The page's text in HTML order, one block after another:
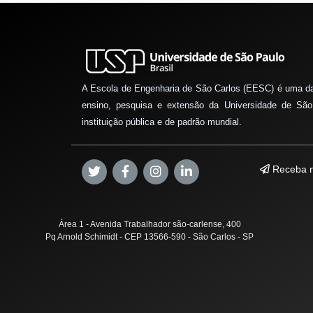
A Escola de Engenharia de São Carlos (EESC) é uma
ensino, pesquisa e extensão da Universidade de
instituição pública e de padrão mundial.
Receba
Área 1 - Avenida Trabalhador são-carlense, 400
Pq Arnold Schimidt - CEP 13566-590 - São Carlos - SP